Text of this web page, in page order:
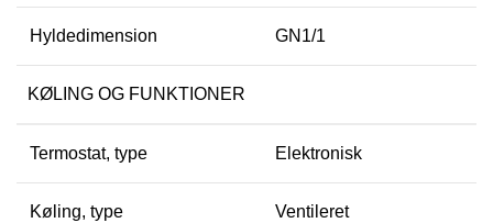
Hyldedimension GN1/1
KØLING OG FUNKTIONER
Termostat, type Elektronisk
Køling, type Ventileret